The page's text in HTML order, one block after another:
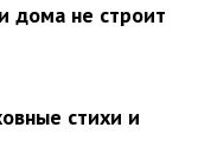
дома не строит
стихи и